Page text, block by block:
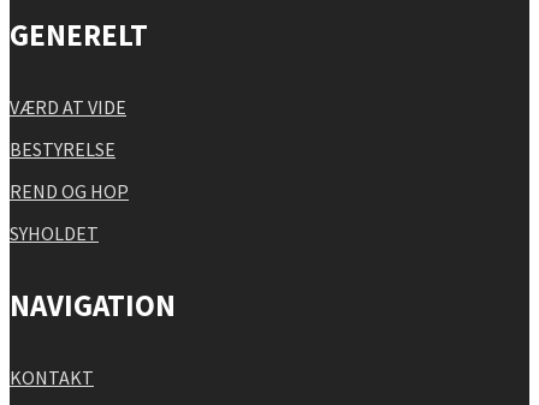
GENERELT
VÆRD AT VIDE
BESTYRELSE
REND OG HOP
SYHOLDET
NAVIGATION
KONTAKT